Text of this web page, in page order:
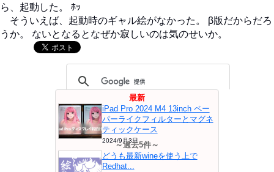
ら、起動した。 ﾎｯ
そういえば、起動時のギャル絵がなかった。 β版だからだろ
うか。 ないとなるとなぜか寂しいのは気のせいか。
最新
iPad Pro 2024 M4 13inch ペー
パーライクフィルターとマグネ
ティックケース
2024/9月3日
～過去5件～
どうも最新wineを使う上で
Redhat...